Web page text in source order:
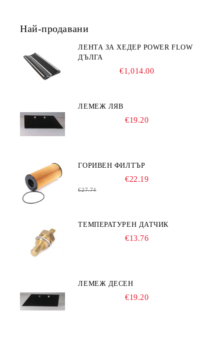
Най-продавани
ЛЕНТА ЗА ХЕДЕР POWER FLOW
ДЪЛГА
€1,014.00
ЛЕМЕЖ ЛЯВ
€19.20
ГОРИВЕН ФИЛТЪР
€22.19
€27.74
ТЕМПЕРАТУРЕН ДАТЧИК
€13.76
ЛЕМЕЖ ДЕСЕН
€19.20